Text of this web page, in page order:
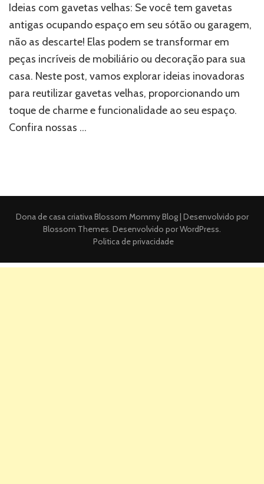
Ideias com gavetas velhas: Se você tem gavetas
antigas ocupando espaço em seu sótão ou garagem,
não as descarte! Elas podem se transformar em
peças incríveis de mobiliário ou decoração para sua
casa. Neste post, vamos explorar ideias inovadoras
para reutilizar gavetas velhas, proporcionando um
toque de charme e funcionalidade ao seu espaço.
Confira nossas …
Dona de casa criativaBlossom Mommy Blog | Desenvolvido por
Blossom Themes. Desenvolvido porWordPress.
Politica de privacidade